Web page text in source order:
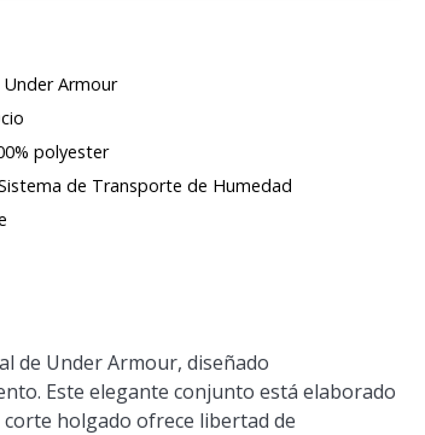
Under Armour
polyester
de Transporte de Humedad
de Under Armour, diseñado
Este elegante conjunto está elaborado
holgado ofrece libertad de